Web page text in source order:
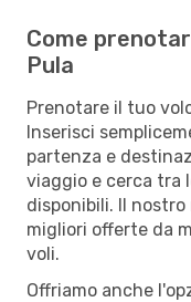
Come
Pula
Prenotare il tuo
Inserisci
partenza e
viaggio e cerca tra
disponibili. Il
migliori offerte da
voli.
Offriamo anche